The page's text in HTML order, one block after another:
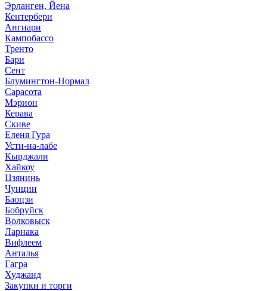
Эрланген, Йена
Кентербери
Ангиари
Кампобассо
Тренто
Бари
Сент
Блумингтон-Нормал
Сарасота
Мэрион
Керава
Скиве
Еленя Гура
Усти-на-лабе
Кырджали
Хайкоу
Цзянинь
Чунцин
Баоцзи
Бобруйск
Волковыск
Ларнака
Вифлеем
Анталья
Гагра
Худжанд
Закупки и торги